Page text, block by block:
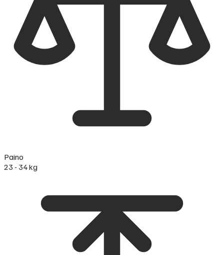
Paino
23 - 34 kg